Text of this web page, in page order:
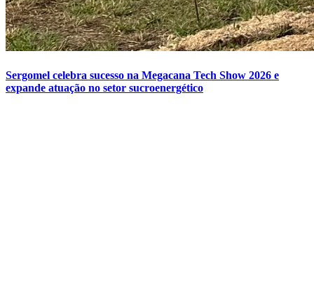
Sergomel celebra sucesso na Megacana Tech Show 2026 e
expande atuação no setor sucroenergético